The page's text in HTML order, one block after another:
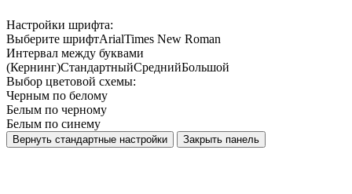
Настройки шрифта:
Выберите шрифтArialTimes New Roman
Интервал между буквами
(Кернинг)СтандартныйСреднийБольшой
Выбор цветовой схемы:
Черным по белому
Белым по черному
Белым по синему
Вернуть стандартные настройки Закрыть панель